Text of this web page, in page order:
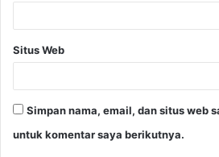
Situs Web
Simpan nama, email, dan situs web
untuk komentar saya berikutnya.